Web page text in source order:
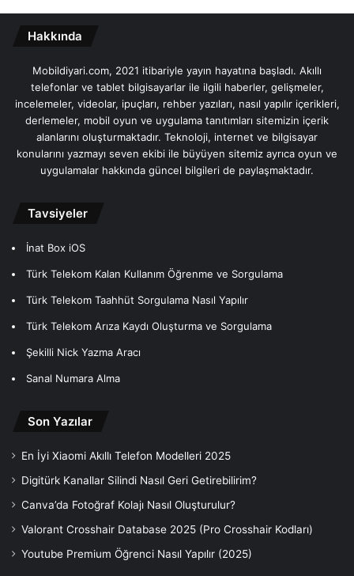
Hakkında
Mobildiyari.com, 2021 itibariyle yayın hayatına başladı. Akıllı
telefonlar ve tablet bilgisayarlar ile ilgili haberler, gelişmeler,
incelemeler, videolar, ipuçları, rehber yazıları, nasıl yapılır içerikleri,
derlemeler, mobil oyun ve uygulama tanıtımları sitemizin içerik
alanlarını oluşturmaktadır. Teknoloji, internet ve bilgisayar
konularını yazmayı seven ekibi ile büyüyen sitemiz ayrıca oyun ve
uygulamalar hakkında güncel bilgileri de paylaşmaktadır.
Tavsiyeler
İnat Box iOS
Türk Telekom Kalan Kullanım Öğrenme ve Sorgulama
Türk Telekom Taahhüt Sorgulama Nasıl Yapılır
Türk Telekom Arıza Kaydı Oluşturma ve Sorgulama
Şekilli Nick Yazma Aracı
Sanal Numara Alma
Son Yazılar
En İyi Xiaomi Akıllı Telefon Modelleri 2025
Digitürk Kanallar Silindi Nasıl Geri Getirebilirim?
Canva’da Fotoğraf Kolajı Nasıl Oluşturulur?
Valorant Crosshair Database 2025 (Pro Crosshair Kodları)
Youtube Premium Öğrenci Nasıl Yapılır (2025)